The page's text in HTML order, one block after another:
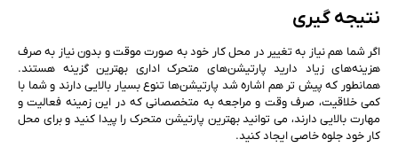
نتیجه گیری
اگر شما هم نیاز به تغییر در محل کار خود به صورت موقت و بدون نیاز به صرف
هزینه‌های زیاد دارید پارتیشن‌های متحرک اداری بهترین گزینه هستند.
همانطور که پیش تر هم اشاره شد پارتیشن‌ها تنوع بسیار بالایی دارند و شما با
کمی خلاقیت، صرف وقت و مراجعه به متخصصانی که در این زمینه فعالیت و
مهارت بالایی دارند، می توانید بهترین پارتیشن متحرک را پیدا کنید و برای محل
کار خود جلوه خاصی ایجاد کنید.